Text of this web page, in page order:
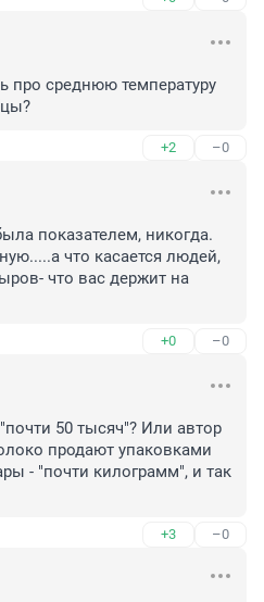
про среднюю температуру
+2 –0
показателем, никогда.
что касается людей,
что вас держит на
+0 –0
50 тысяч"? Или автор
продают упаковками
- "почти килограмм", и так
+3 –0